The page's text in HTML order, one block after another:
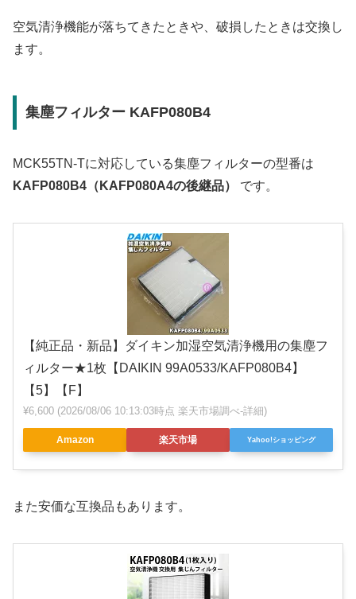
空気清浄機能が落ちてきたときや、破損したときは交換し
ます。
集塵フィルター KAFP080B4
MCK55TN-Tに対応している集塵フィルターの型番は
KAFP080B4（KAFP080A4の後継品）
です。
【純正品・新品】ダイキン加湿空気清浄機用の集塵フ
ィルター★1枚【DAIKIN 99A0533/KAFP080B4】
【5】【F】
¥6,600 (2026/08/06 10:13:03時点 楽天市場調べ-詳細)
Amazon 楽天市場 Yahoo!ショッピング
また安価な互換品もあります。